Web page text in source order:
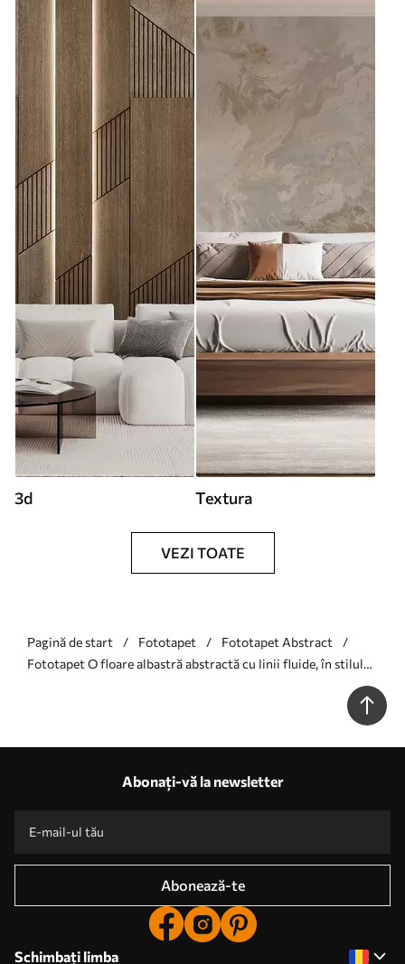
3d Textura
VEZI TOATE
Pagină de start Fototapet
Fototapet Abstract
Fototapet O floare albastră abstractă cu linii fluide, în stilul
Abonați-vă la newsletter
Abonează-te
Schimbați limba